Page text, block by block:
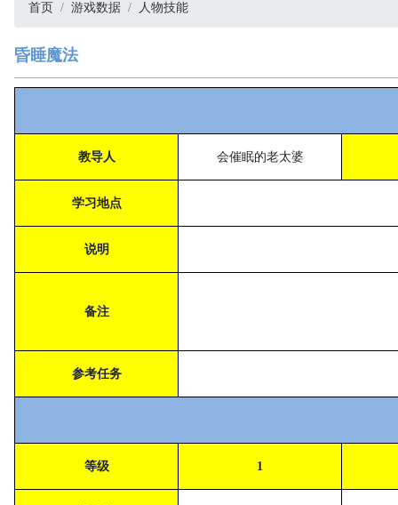
首页 游戏数据 人物技能
昏睡魔法
教导人 会催眠的老太婆
学习地点
说明
备注
参考任务
等级 1